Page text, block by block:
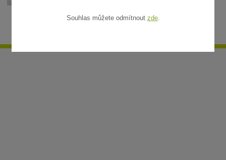
Souhlas můžete odmítnout zde.